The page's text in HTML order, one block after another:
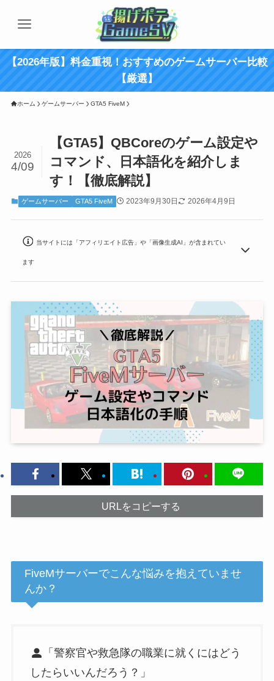
【2026年版】料金重視！おすすめのゲームサーバー比較
【厳選】
ホーム ゲームサーバー GTA5 FiveM
【GTA5】QBCoreのゲーム設定や
コマンド、日本語化を紹介しま
す！【徹底解説】
2026
4/09
ゲームサーバー GTA5 FiveM 2023年9月30日 2026年4月9日
当サイトには「アフィリエイト広告」や「画像生成AI」が含まれてい
ます
URLをコピーする
FiveMサーバーでこんな悩みを抱えていませ
んか？
「警察官や救急隊の職業に就くにはどう
したらいいんだろう？」